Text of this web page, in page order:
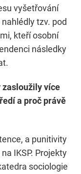
vyšetřování
tzv. pod
kteří osobní
následky
více
a proč právě
a punitivity
IKSP. Projekty
sociologie